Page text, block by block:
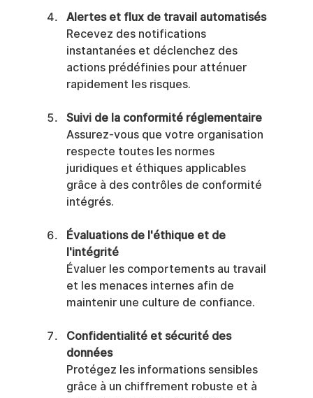
Alertes et flux de travail automatisés
Recevez des notifications
instantanées et déclenchez des
actions prédéfinies pour atténuer
rapidement les risques.
Suivi de la conformité réglementaire
Assurez-vous que votre organisation
respecte toutes les normes
juridiques et éthiques applicables
grâce à des contrôles de conformité
intégrés.
Évaluations de l'éthique et de
l'intégrité
Évaluer les comportements au travail
et les menaces internes afin de
maintenir une culture de confiance.
Confidentialité et sécurité des
données
Protégez les informations sensibles
grâce à un chiffrement robuste et à